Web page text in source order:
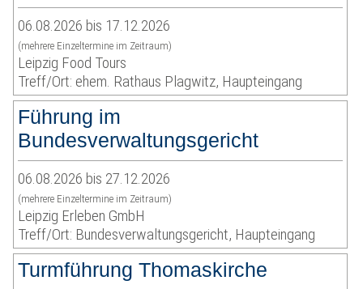
06.08.2026 bis 17.12.2026
(mehrere Einzeltermine im Zeitraum)
Leipzig Food Tours
Treff/Ort: ehem. Rathaus Plagwitz, Haupteingang
Führung im
Bundesverwaltungsgericht
06.08.2026 bis 27.12.2026
(mehrere Einzeltermine im Zeitraum)
Leipzig Erleben GmbH
Treff/Ort: Bundesverwaltungsgericht, Haupteingang
Turmführung Thomaskirche